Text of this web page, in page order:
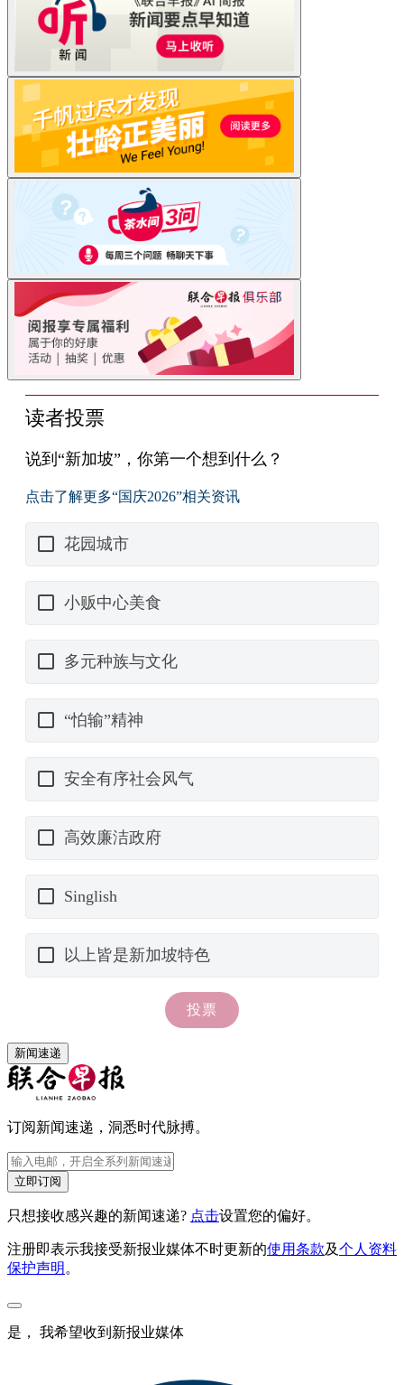
新闻速递
订阅新闻速递，洞悉时代脉搏。
立即订阅
只想接收感兴趣的新闻速递? 点击设置您的偏好。
注册即表示我接受新报业媒体不时更新的使用条款及个人资料
保护声明 。
是， 我希望收到新报业媒体